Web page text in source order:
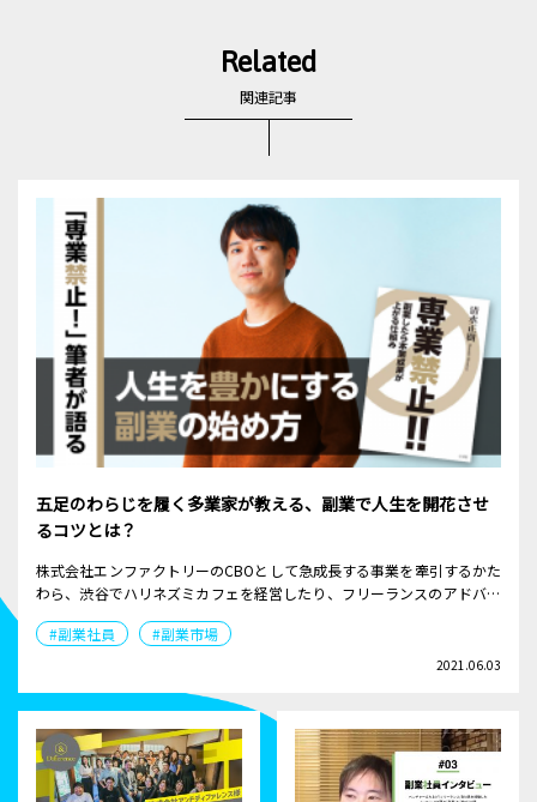
o
o
k
Related
関連記事
五足のわらじを履く多業家が教える、副業で人生を開花させ
るコツとは？
株式会社エンファクトリーのCBOとして急成長する事業を牽引するかた
わら、渋谷でハリネズミカフェを経営したり、フリーランスのアドバイ
領域でも大活躍の清水正樹氏。2020年12月には「専業禁止！！」を出
版。そんなカリスマ副業家に、副業で人生を豊かにするコツを伺いまし
#副業社員 #副業市場
2021.06.03